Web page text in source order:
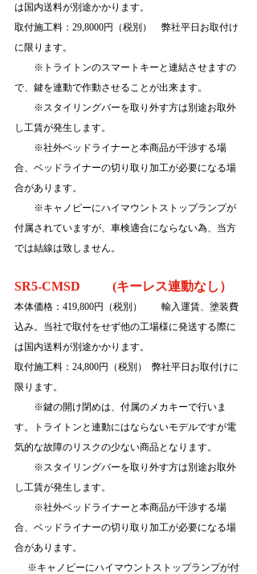
は国内送料が別途かかります。
取付施工料：29,8000円（税別）　弊社平日お取付け
に限ります。
※ トライトンのスマートキーと連結させますの
で、鍵を連動で作動させることが出来ます。
※スタイリングバーを取り外す方は別途お取外
し工賃が発生します。
※社外ベッドライナーと本商品が干渉する場
合、ベッドライナーの切り取り加工が必要になる場
合があります。
※キャノピーにハイマウントストップランプが
付属されていますが、車検適合にならない為、当方
では結線は致しません。
SR5-CMSD 　　 (キーレス連動なし）
本体価格：419,800円（税別）　　輸入運賃、塗装費
込み。 当社で取付をせず他の工場様に発送する際に
は国内送料が別途かかります。
取付施工料：24,800円（税別）  弊社平日お取付けに
限ります。
※鍵の開け閉めは、付属のメカキーで行いま
す。トライトンと連動にはならないモデルですが電
気的な故障のリスクの少ない商品となります。
※スタイリングバーを取り外す方は別途お取外
し工賃が発生します。
※社外ベッドライナーと本商品が干渉する場
合、ベッドライナーの切り取り加工が必要になる場
合があります。
※キャノピーにハイマウントストップランプが付